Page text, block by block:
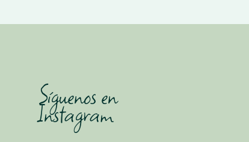
Síguenos en
Instagram